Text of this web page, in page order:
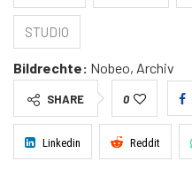
STUDIO
Bildrechte: Nobeo, Archiv
SHARE 0
Linkedin Reddit